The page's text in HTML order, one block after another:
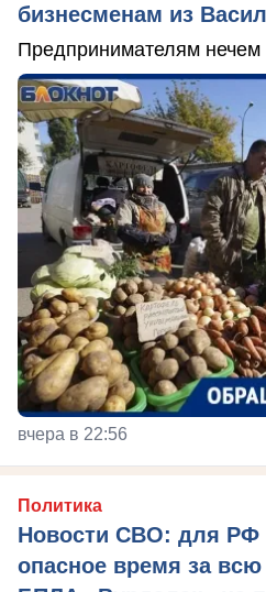
бизнесменам из
Предпринимателям нечем
вчера в 22:56
Политика
Новости СВО: для РФ
опасное время за